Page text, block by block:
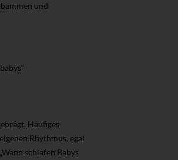
und
Häufiges
Rhythmus, egal
schlafen Babys